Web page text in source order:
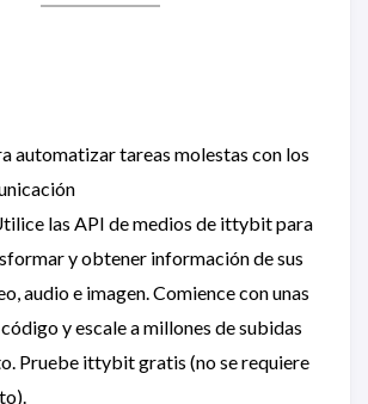
automatizar tareas molestas con los
las API de medios de ittybit para
y obtener información de sus
audio e imagen. Comience con unas
y escale a millones de subidas
Pruebe ittybit gratis (no se requiere